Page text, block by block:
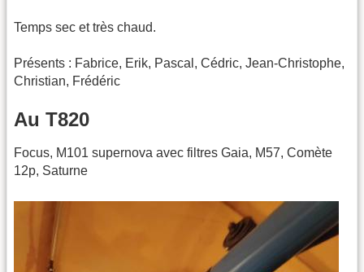
Temps sec et très chaud.
Présents : Fabrice, Erik, Pascal, Cédric, Jean-Christophe,
Christian, Frédéric
Au T820
Focus, M101 supernova avec filtres Gaia, M57, Comète
12p, Saturne